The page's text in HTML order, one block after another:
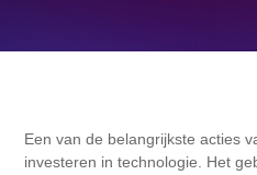
Een van de belangrijkste acties
investeren in technologie. Het